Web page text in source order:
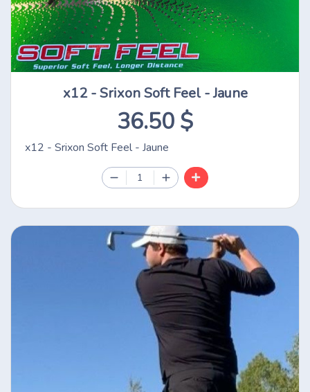
x12 - Srixon Soft Feel - Jaune
36.50 $
x12 - Srixon Soft Feel - Jaune
1